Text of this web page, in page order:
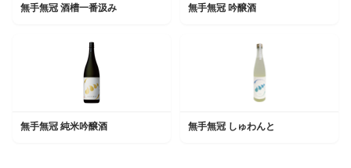
無手無冠 酒槽一番汲み 無手無冠 吟醸酒
無手無冠 純米吟醸酒 無手無冠 しゅわんと